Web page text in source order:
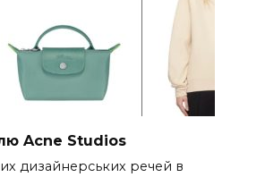
Acne Studios
дизайнерських речей в